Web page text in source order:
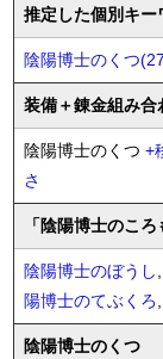
推定した個別キー
陰陽博士のくつ
装備＋錬金組み合
陰陽博士のくつ +
さ
「陰陽博士のこ
陰陽博士のぼうし,
陽博士のてぶくろ,
陰陽博士のくつ